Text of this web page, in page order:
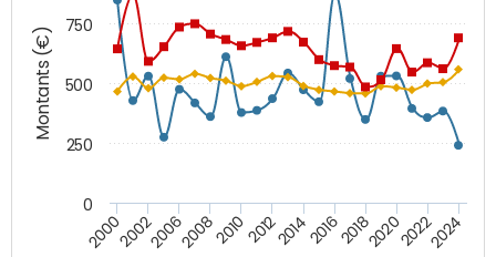
Montants (€)
200020022006200820102012201420162018202020222024
0
250
500
750